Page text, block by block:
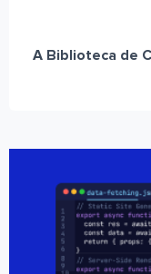
A Biblioteca de